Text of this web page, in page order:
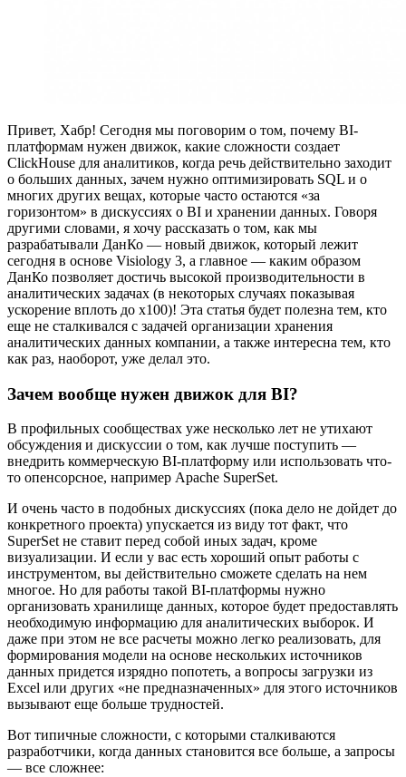
Привет, Хабр! Сегодня мы поговорим о том, почему BI-
платформам нужен движок, какие сложности создает
ClickHouse для аналитиков, когда речь действительно заходит
о больших данных, зачем нужно оптимизировать SQL и о
многих других вещах, которые часто остаются «за
горизонтом» в дискуссиях о BI и хранении данных. Говоря
другими словами, я хочу рассказать о том, как мы
разрабатывали ДанКо — новый движок, который лежит
сегодня в основе Visiology 3, а главное — каким образом
ДанКо позволяет достичь высокой производительности в
аналитических задачах (в некоторых случаях показывая
ускорение вплоть до х100)! Эта статья будет полезна тем, кто
еще не сталкивался с задачей организации хранения
аналитических данных компании, а также интересна тем, кто
как раз, наоборот, уже делал это.
Зачем вообще нужен движок для BI?
В профильных сообществах уже несколько лет не утихают
обсуждения и дискуссии о том, как лучше поступить —
внедрить коммерческую BI-платформу или использовать что-
то опенсорсное, например Apache SuperSet.
И очень часто в подобных дискуссиях (пока дело не дойдет до
конкретного проекта) упускается из виду тот факт, что
SuperSet не ставит перед собой иных задач, кроме
визуализации. И если у вас есть хороший опыт работы с
инструментом, вы действительно сможете сделать на нем
многое. Но для работы такой BI-платформы нужно
организовать хранилище данных, которое будет предоставлять
необходимую информацию для аналитических выборок. И
даже при этом не все расчеты можно легко реализовать, для
формирования модели на основе нескольких источников
данных придется изрядно попотеть, а вопросы загрузки из
Excel или других «не предназначенных» для этого источников
вызывают еще больше трудностей.
Вот типичные сложности, с которыми сталкиваются
разработчики, когда данных становится все больше, а запросы
— все сложнее: